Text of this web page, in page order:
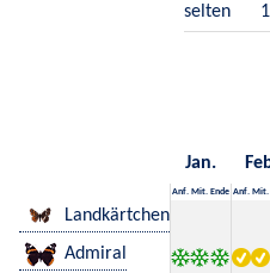
selten
1
Jan.
Anf. Mit. Ende Anf. Mit.
Landkärtchen
Admiral